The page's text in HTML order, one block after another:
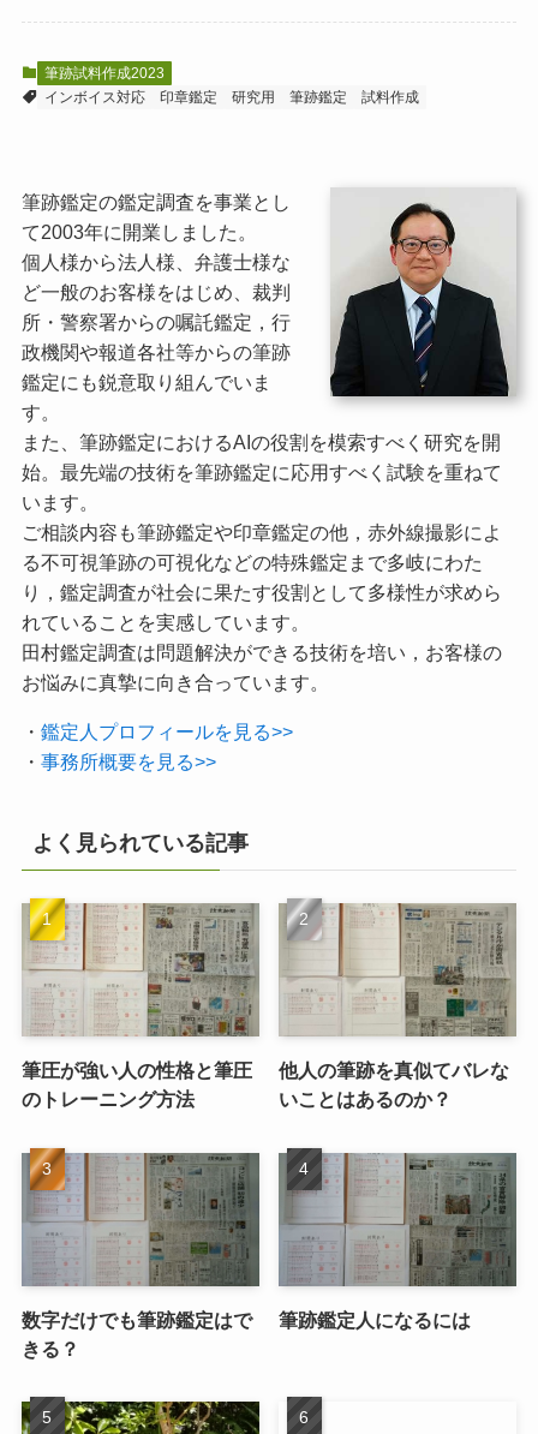
筆跡試料作成2023
インボイス対応
印章鑑定 研究用 筆跡鑑定 試料作成
筆跡鑑定の鑑定調査を事業とし
て2003年に開業しました。
個人様から法人様、弁護士様な
ど一般のお客様をはじめ、裁判
所・警察署からの嘱託鑑定，行
政機関や報道各社等からの筆跡
鑑定にも鋭意取り組んでいま
す。
また、筆跡鑑定におけるAIの役割を模索すべく研究を開
始。最先端の技術を筆跡鑑定に応用すべく試験を重ねて
います。
ご相談内容も筆跡鑑定や印章鑑定の他，赤外線撮影によ
る不可視筆跡の可視化などの特殊鑑定まで多岐にわた
り，鑑定調査が社会に果たす役割として多様性が求めら
れていることを実感しています。
田村鑑定調査は問題解決ができる技術を培い，お客様の
お悩みに真摯に向き合っています。
・ 鑑定人プロフィールを見る>>
・ 事務所概要を見る>>
よく見られている記事
筆圧が強い人の性格と筆圧
のトレーニング方法
他人の筆跡を真似てバレな
いことはあるのか？
数字だけでも筆跡鑑定はで
きる？
筆跡鑑定人になるには